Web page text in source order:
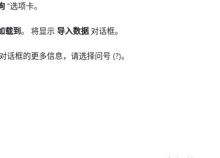
”选项卡。
载到。 将显示 导入数据对话框。
话框的更多信息，请选择问号 (?)。